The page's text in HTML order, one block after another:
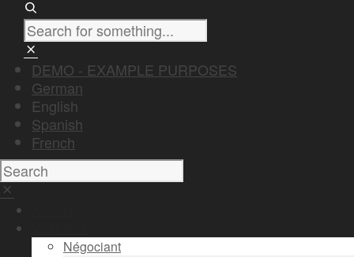
DEMO - EXAMPLE PURPOSES
German
English
Spanish
French
Négociant